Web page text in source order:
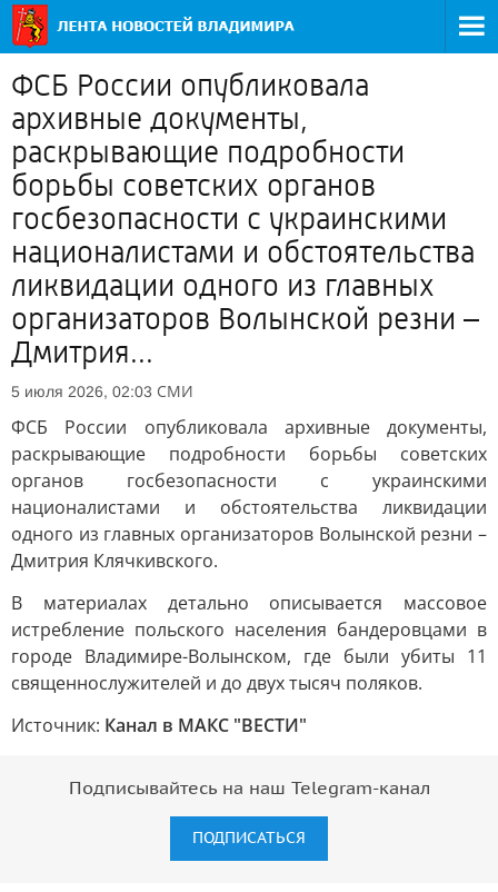
ФСБ России опубликовала
архивные документы,
раскрывающие подробности
борьбы советских органов
госбезопасности с украинскими
националистами и обстоятельства
ликвидации одного из главных
организаторов Волынской резни –
Дмитрия...
5 июля 2026, 02:03 СМИ
ФСБ России опубликовала архивные документы,
раскрывающие подробности борьбы советских
органов госбезопасности с украинскими
националистами и обстоятельства ликвидации
одного из главных организаторов Волынской резни –
Дмитрия Клячкивского.
В материалах детально описывается массовое
истребление польского населения бандеровцами в
городе Владимире-Волынском, где были убиты 11
священнослужителей и до двух тысяч поляков.
Источник: Канал в МАКС "ВЕСТИ"
Подписывайтесь на наш Telegram-канал
ПОДПИСАТЬСЯ